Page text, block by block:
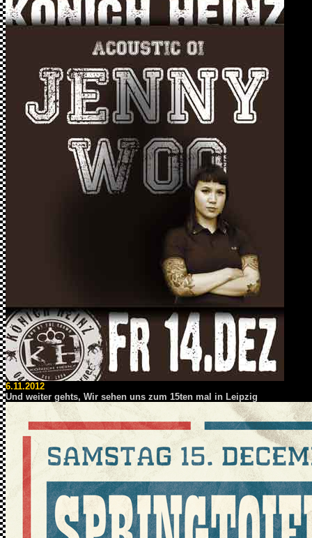
6.11.2012
Und weiter gehts, Wir sehen uns zum 15ten mal in Leipzig